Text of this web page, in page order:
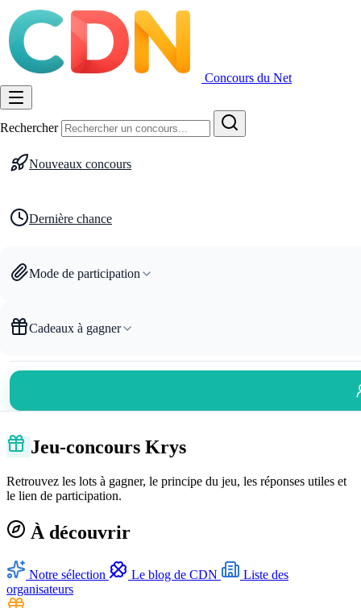
Concours du Net
Rechercher
Nouveaux concours
Dernière chance
Mode de participation
Cadeaux à gagner
Jeu-concours Krys
Retrouvez les lots à gagner, le principe du jeu, les réponses utiles et
le lien de participation.
À découvrir
Notre sélection Le blog de CDN
Liste des
organisateurs